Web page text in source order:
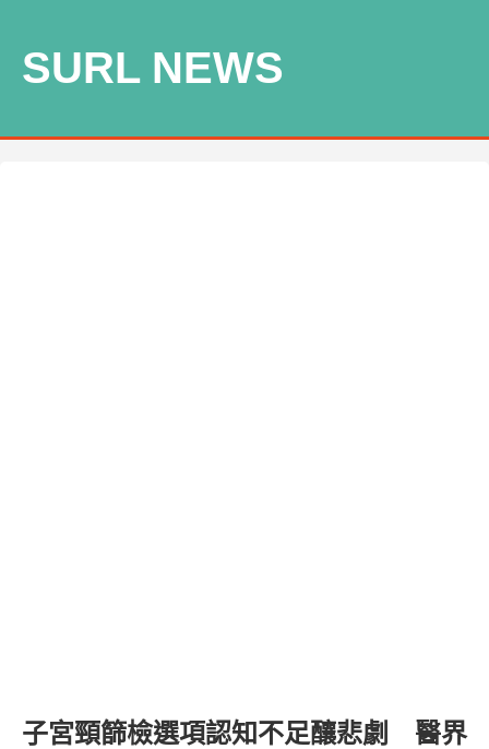
SURL NEWS
子宮頸篩檢選項認知不足釀悲劇 醫界